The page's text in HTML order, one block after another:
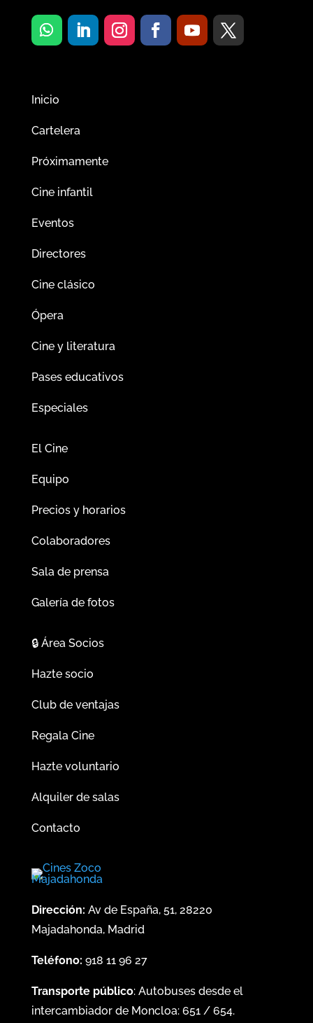
Inicio
Cartelera
Próximamente
Cine infantil
Eventos
Directores
Cine clásico
Ópera
Cine y literatura
Pases educativos
Especiales
El Cine
Equipo
Precios y horarios
Colaboradores
Sala de prensa
Galería de fotos
🔒Área Socios
Hazte socio
Club de ventajas
Regala Cine
Hazte voluntario
Alquiler de salas
Contacto
Dirección: Av de España, 51, 28220
Majadahonda, Madrid
Teléfono: 918 11 96 27
Transporte público: Autobuses desde el
intercambiador de Moncloa: 651/ 654.